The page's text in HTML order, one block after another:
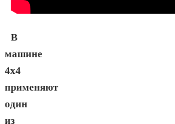
В
машине
4х4
применяют
один
из